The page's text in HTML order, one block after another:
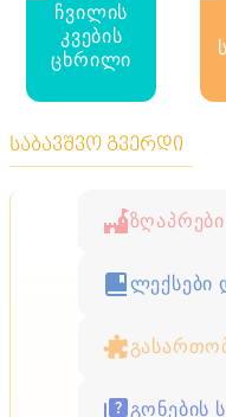
ჩვილის
კვების
ცხრილი
საბავშვო გვერდი
ლექსები
გონების